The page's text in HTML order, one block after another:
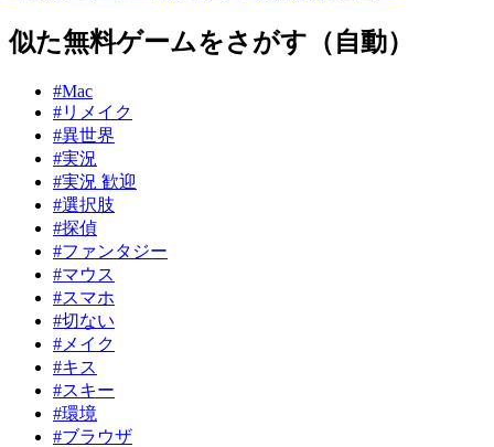
似た無料ゲームをさがす（自動）
#Mac
#リメイク
#異世界
#実況
#実況 歓迎
#選択肢
#探偵
#ファンタジー
#マウス
#スマホ
#切ない
#メイク
#キス
#スキー
#環境
#ブラウザ